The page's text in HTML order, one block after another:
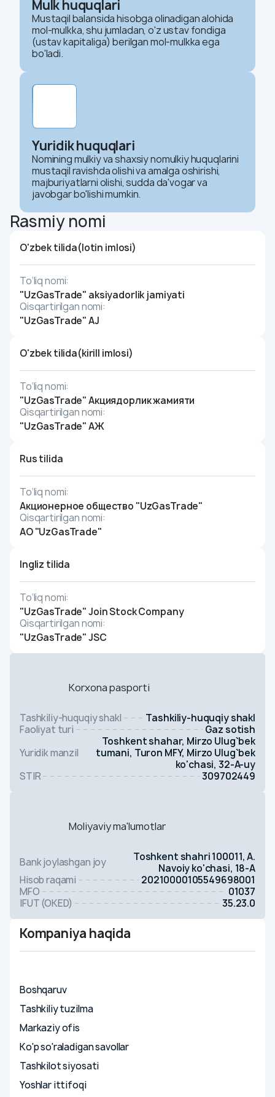
Mulk huquqlari
Mustaqil balansida hisobga olinadigan alohida
mol-mulkka, shu jumladan, o'z ustav fondiga
(ustav kapitaliga) berilgan mol-mulkka ega
bo'ladi.
Yuridik huquqlari
Nomining mulkiy va shaxsiy nomulkiy huquqlarini
mustaqil ravishda olishi va amalga oshirishi,
majburiyatlarni olishi, sudda da'vogar va
javobgar bo'lishi mumkin.
Rasmiy nomi
O'zbek tilida(lotin imlosi)
To‘liq nomi:
"UzGasTrade" aksiyadorlik jamiyati
Qisqartirilgan nomi:
"UzGasTrade" AJ
O'zbek tilida(kirill imlosi)
To‘liq nomi:
"UzGasTrade" Aкциядорлик жамияти
Qisqartirilgan nomi:
"UzGasTrade" АЖ
Rus tilida
To‘liq nomi:
Акционерное общество "UzGasTrade"
Qisqartirilgan nomi:
АО "UzGasTrade"
Ingliz tilida
To‘liq nomi:
"UzGasTrade" Join Stock Company
Qisqartirilgan nomi:
"UzGasTrade" JSC
Korxona pasporti
Tashkiliy-huquqiy shakl
Tashkiliy-huquqiy shakl
Faoliyat turi
Gaz sotish
Yuridik manzil
Toshkent shahar, Mirzo Ulug`bek
tumani, Turon MFY, Mirzo Ulug`bek
ko'chasi, 32-A-uy
STIR
309702449
Moliyaviy ma'lumotlar
Bank joylashgan joy
Toshkent shahri 100011, A.
Navoiy ko'chasi, 18-A
Hisob raqami
20210000105549698001
MFO
01037
IFUT (OKED)
35.23.0
Kompaniya haqida
Boshqaruv
Tashkiliy tuzilma
Markaziy ofis
Ko'p so'raladigan savollar
Tashkilot siyosati
Yoshlar ittifoqi